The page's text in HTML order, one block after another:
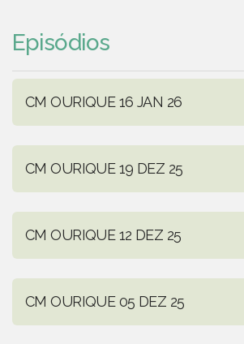
Episódios
CM OURIQUE 16 JAN 26
CM OURIQUE 19 DEZ 25
CM OURIQUE 12 DEZ 25
CM OURIQUE 05 DEZ 25